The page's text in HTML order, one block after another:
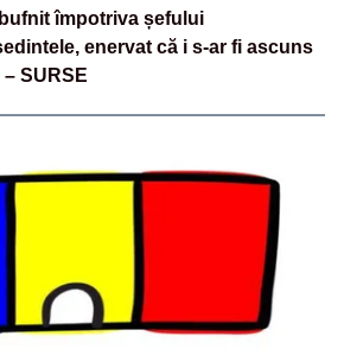
împotriva șefului
enervat că i s-ar fi ascuns
SURSE